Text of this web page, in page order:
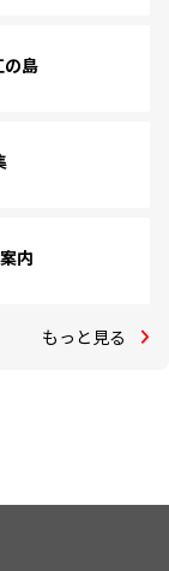
の島
内
もっと見る